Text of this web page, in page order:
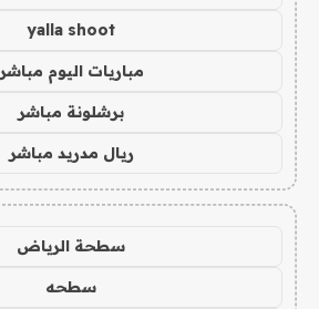
yalla shoot
مباريات اليوم مباشر
برشلونة مباشر
ريال مدريد مباشر
سطحة الرياض
سطحه